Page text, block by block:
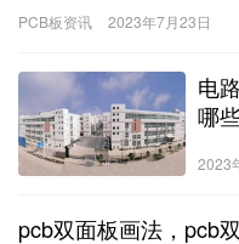
胶…
PCB板资讯 2023年7月23日
电
哪
2023
pcb双面板画法，pcb